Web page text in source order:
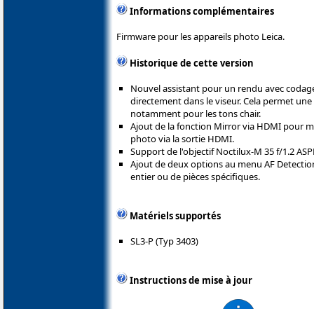
Informations complémentaires
Firmware pour les appareils photo Leica.
Historique de cette version
Nouvel assistant pour un rendu avec
directement dans le viseur. Cela permet
notamment pour les tons chair.
Ajout de la fonction Mirror via HDMI pour
photo via la sortie HDMI.
Support de l'objectif Noctilux-M 35 f/1.2
Ajout de deux options au menu AF
entier ou de pièces spécifiques.
Matériels supportés
SL3-P (Typ 3403)
Instructions de mise à jour